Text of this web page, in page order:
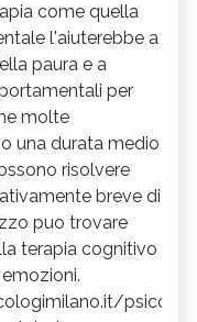
come quella
l'aiuterebbe a
paura e a
per
molte
una durata medio
risolvere
breve di
puo trovare
terapia cognitivo